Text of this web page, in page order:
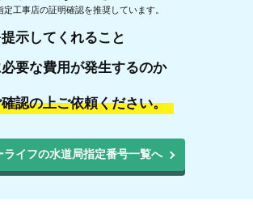
工事店の証明確認を推奨しています。
示してくれること
要な費用が発生するのか
認の上ご依頼ください。
ライフの水道局指定番号一覧へ